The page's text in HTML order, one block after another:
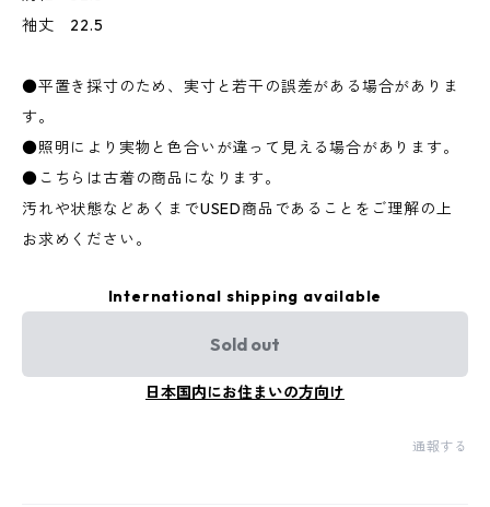
袖丈 22.5
●平置き採寸のため、実寸と若干の誤差がある場合がありま
す。
●照明により実物と色合いが違って見える場合があります。
●こちらは古着の商品になります。
汚れや状態などあくまでUSED商品であることをご理解の上
お求めください。
International shipping available
Sold out
日本国内にお住まいの方向け
通報する